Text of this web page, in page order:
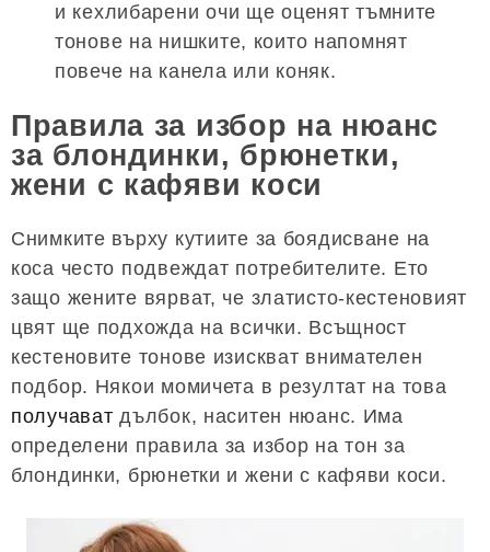
и кехлибарени очи ще оценят тъмните
тонове на нишките, които напомнят
повече на канела или коняк.
Правила за избор на нюанс
за блондинки, брюнетки,
жени с кафяви коси
Снимките върху кутиите за боядисване на
коса често подвеждат потребителите. Ето
защо жените вярват, че златисто-кестеновият
цвят ще подхожда на всички. Всъщност
кестеновите тонове изискват внимателен
подбор. Някои момичета в резултат на това
получават дълбок, наситен нюанс. Има
определени правила за избор на тон за
блондинки, брюнетки и жени с кафяви коси.